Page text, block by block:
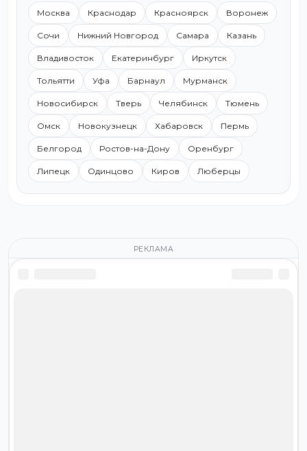
Москва Краснодар Красноярск Воронеж
Сочи Нижний Новгород Самара Казань
Владивосток Екатеринбург Иркутск
Тольятти Уфа Барнаул Мурманск
Новосибирск Тверь Челябинск Тюмень
Омск Новокузнецк Хабаровск Пермь
Белгород Ростов-на-Дону Оренбург
Липецк Одинцово Киров Люберцы
РЕКЛАМА